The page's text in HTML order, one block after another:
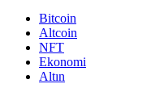
Bitcoin
Altcoin
NFT
Ekonomi
Altın